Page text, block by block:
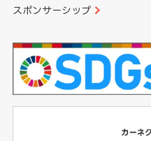
スポンサーシップ